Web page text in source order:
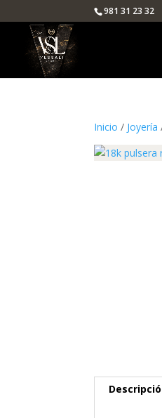
981 31 23 32
Inicio / Joyería